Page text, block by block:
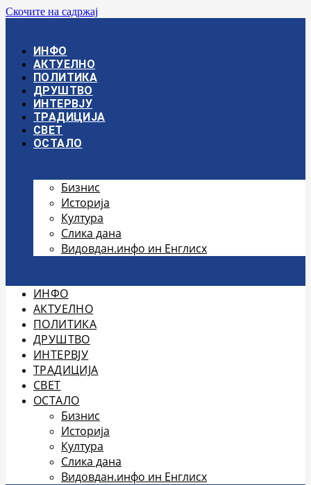
Скочите на садржај
ИНФО
АКТУЕЛНО
ПОЛИТИКА
ДРУШТВО
ИНТЕРВЈУ
ТРАДИЦИЈА
СВЕТ
ОСТАЛО
Бизнис
Историја
Култура
Слика дана
Видовдан.инфо ин Енглисх
ИНФО
АКТУЕЛНО
ПОЛИТИКА
ДРУШТВО
ИНТЕРВЈУ
ТРАДИЦИЈА
СВЕТ
ОСТАЛО
Бизнис
Историја
Култура
Слика дана
Видовдан.инфо ин Енглисх